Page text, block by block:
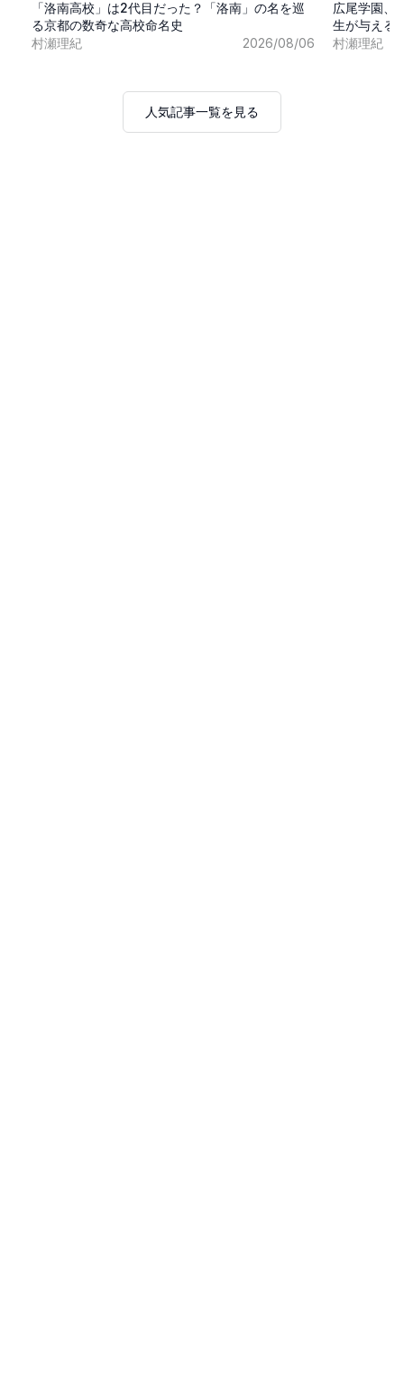
「洛南高校」は2代目だった？「洛南」の名を巡
る京都の数奇な高校命名史
村瀬理紀
2026/08/06
広尾学園、
生が与える
村瀬理紀
人気記事一覧を見る